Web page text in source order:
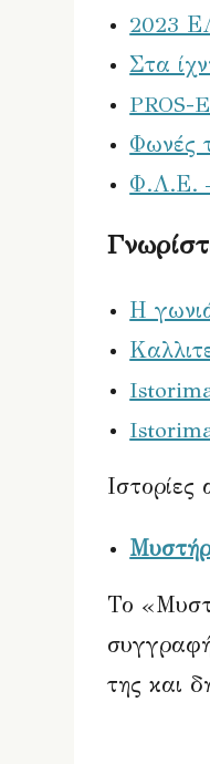
2023
Στα
PROS-
Φωνές
Φ.Λ.Ε.
Η
Το
της και